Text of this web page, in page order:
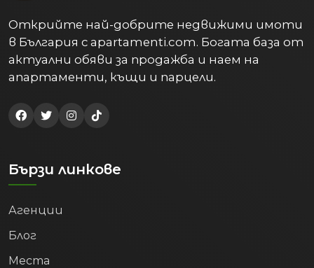
Открийте най-добрите недвижими имоти
в България с apartamenti.com. Богата база от
актуални обяви за продажба и наем на
апартаменти, къщи и парцели.
Бързи линкове
Агенции
Блог
Места